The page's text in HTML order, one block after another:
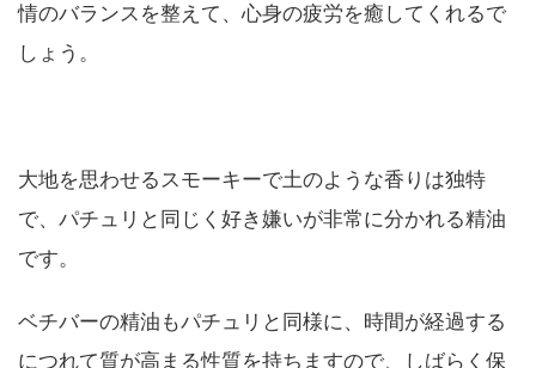
情のバランスを整えて、心身の疲労を癒してくれるで
しょう。
大地を思わせるスモーキーで土のような香りは独特
で、パチュリと同じく好き嫌いが非常に分かれる精油
です。
ベチバーの精油もパチュリと同様に、時間が経過する
につれて質が高まる性質を持ちますので、しばらく保